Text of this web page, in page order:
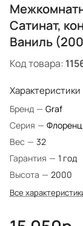
Сатинат,
Ваниль
Код товара:
Характеристики
Бренд — Graf
Серия —
Вес — 32
Гарантия — 1 год
Высота — 2000
Все